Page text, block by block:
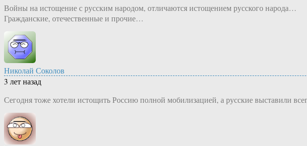
Войны на истощение с русским народом, отличаются истощением русского народа…
Гражданские, отечественные и прочие…
Николай Соколов
3 лет назад
Сегодня тоже хотели истощить Россию полной мобилизацией, а русские выставили